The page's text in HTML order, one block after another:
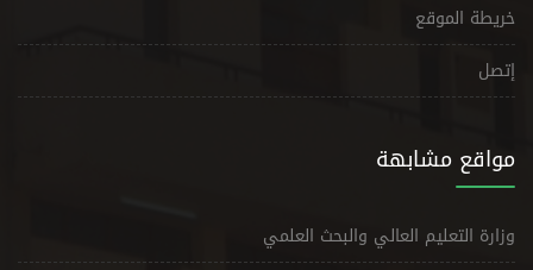
خريطة الموقع
إتصل
مواقع مشابهة
وزارة التعليم العالي والبحث العلمي